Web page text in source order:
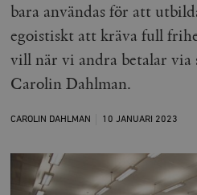
bara användas för att
egoistiskt att kräva full
vill när vi andra betalar via
Carolin Dahlman.
CAROLIN DAHLMAN 10 JANUARI 2023